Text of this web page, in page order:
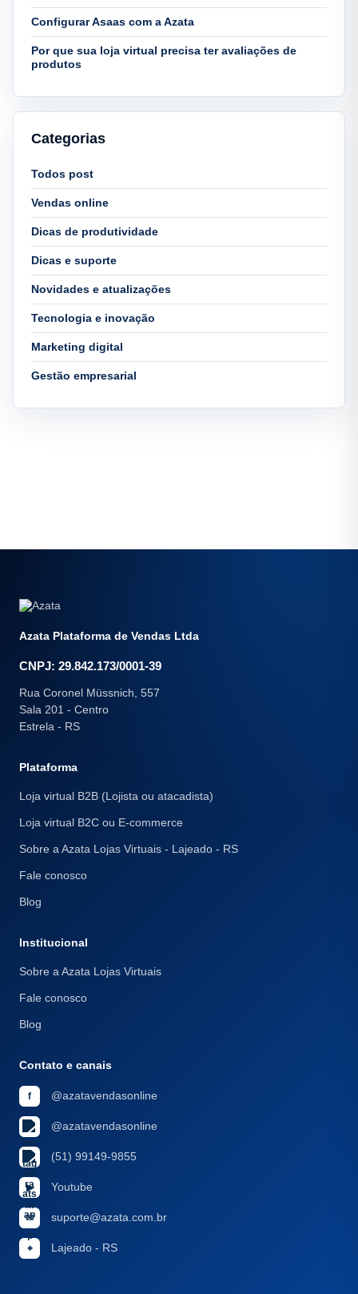
Configurar Asaas com a Azata
Por que sua loja virtual precisa ter avaliações de
produtos
Categorias
Todos post
Vendas online
Dicas de produtividade
Dicas e suporte
Novidades e atualizações
Tecnologia e inovação
Marketing digital
Gestão empresarial
Azata Plataforma de Vendas Ltda
CNPJ: 29.842.173/0001-39
Rua Coronel Müssnich, 557
Sala 201 - Centro
Estrela - RS
Plataforma
Loja virtual B2B (Lojista ou atacadista)
Loja virtual B2C ou E-commerce
Sobre a Azata Lojas Virtuais - Lajeado - RS
Fale conosco
Blog
Institucional
Sobre a Azata Lojas Virtuais
Fale conosco
Blog
Contato e canais
f @azatavendasonline
@azatavendasonline
(51) 99149-9855
▶ Youtube
✉ suporte@azata.com.br
⌖ Lajeado - RS